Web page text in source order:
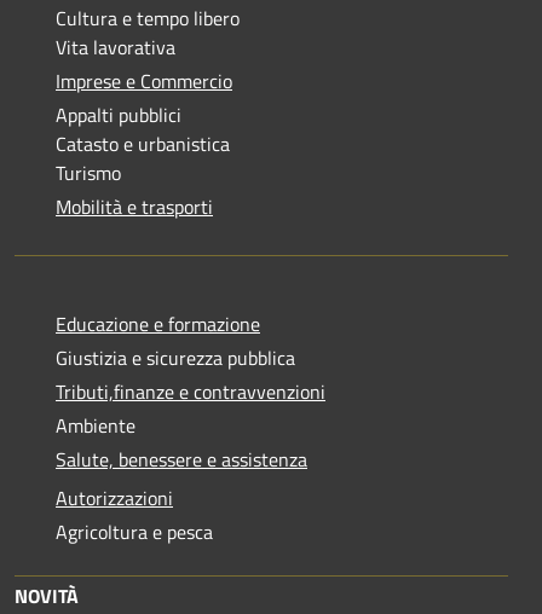
Cultura e tempo libero
Vita lavorativa
Imprese e Commercio
Appalti pubblici
Catasto e urbanistica
Turismo
Mobilità e trasporti
Educazione e formazione
Giustizia e sicurezza pubblica
Tributi,finanze e contravvenzioni
Ambiente
Salute, benessere e assistenza
Autorizzazioni
Agricoltura e pesca
NOVITÀ